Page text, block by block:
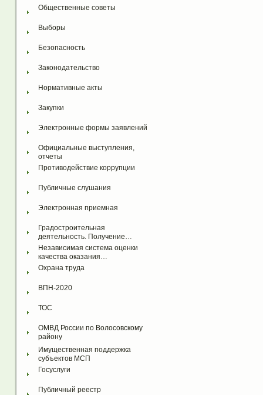
Общественные советы
Выборы
Безопасность
Законодательство
Нормативные акты
Закупки
Электронные формы заявлений
Официальные выступления,
отчеты
Противодействие коррупции
Публичные слушания
Электронная приемная
Градостроительная
деятельность. Получение…
Независимая система оценки
качества оказания…
Охрана труда
ВПН-2020
ТОС
ОМВД России по Волосовскому
району
Имущественная поддержка
субъектов МСП
Госуслуги
Публичный реестр